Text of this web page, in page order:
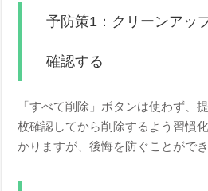
予防策1：クリーンアッ
確認する
「すべて削除」ボタンは使わず、
枚確認してから削除するよう習慣
かりますが、後悔を防ぐことができ